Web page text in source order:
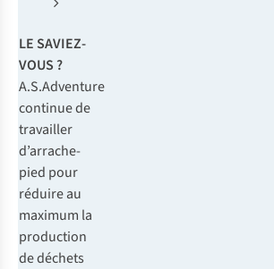
LE SAVIEZ-
VOUS ?
A.S.Adventure
continue de
travailler
d’arrache-
pied pour
réduire au
maximum la
production
de déchets